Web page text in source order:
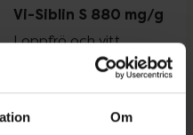
Om
Vi-Siblin S 880 mg/g
Loppfrö och vitt
loppfrö, Granulat i